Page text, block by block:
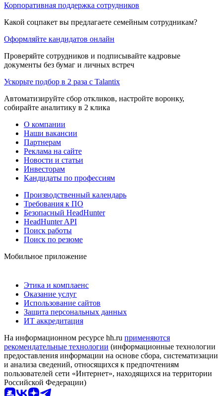
Корпоративная поддержка сотрудников
Какой соцпакет вы предлагаете семейным сотрудникам?
Оформляйте кандидатов онлайн
Проверяйте сотрудников и подписывайте кадровые
документы без бумаг и личных встреч
Ускорьте подбор в 2 раза с Talantix
Автоматизируйте сбор откликов, настройте воронку,
собирайте аналитику в 2 клика
О компании
Наши вакансии
Партнерам
Реклама на сайте
Новости и статьи
Инвесторам
Кандидаты по профессиям
Производственный календарь
Требования к ПО
Безопасный HeadHunter
HeadHunter API
Поиск работы
Поиск по резюме
Мобильное приложение
Этика и комплаенс
Оказание услуг
Использование сайтов
Защита персональных данных
ИТ аккредитация
На информационном ресурсе hh.ru применяются
рекомендательные технологии (информационные технологии
предоставления информации на основе сбора, систематизации
и анализа сведений, относящихся к предпочтениям
пользователей сети «Интернет», находящихся на территории
Российской Федерации)